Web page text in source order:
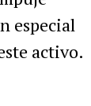
especial
activo.